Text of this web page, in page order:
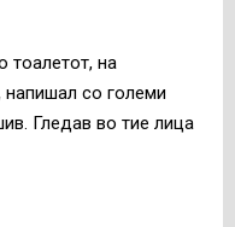
тоалетот, на
напишал со големи
Гледав во тие лица